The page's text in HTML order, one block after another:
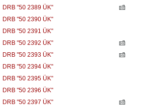
DRB "50 2389 ÜK"
DRB "50 2390 ÜK"
DRB "50 2391 ÜK"
DRB "50 2392 ÜK"
DRB "50 2393 ÜK"
DRB "50 2394 ÜK"
DRB "50 2395 ÜK"
DRB "50 2396 ÜK"
DRB "50 2397 ÜK"